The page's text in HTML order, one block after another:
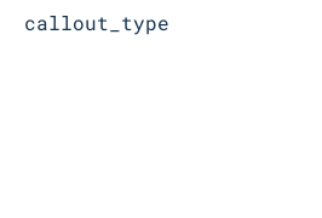
callout_type